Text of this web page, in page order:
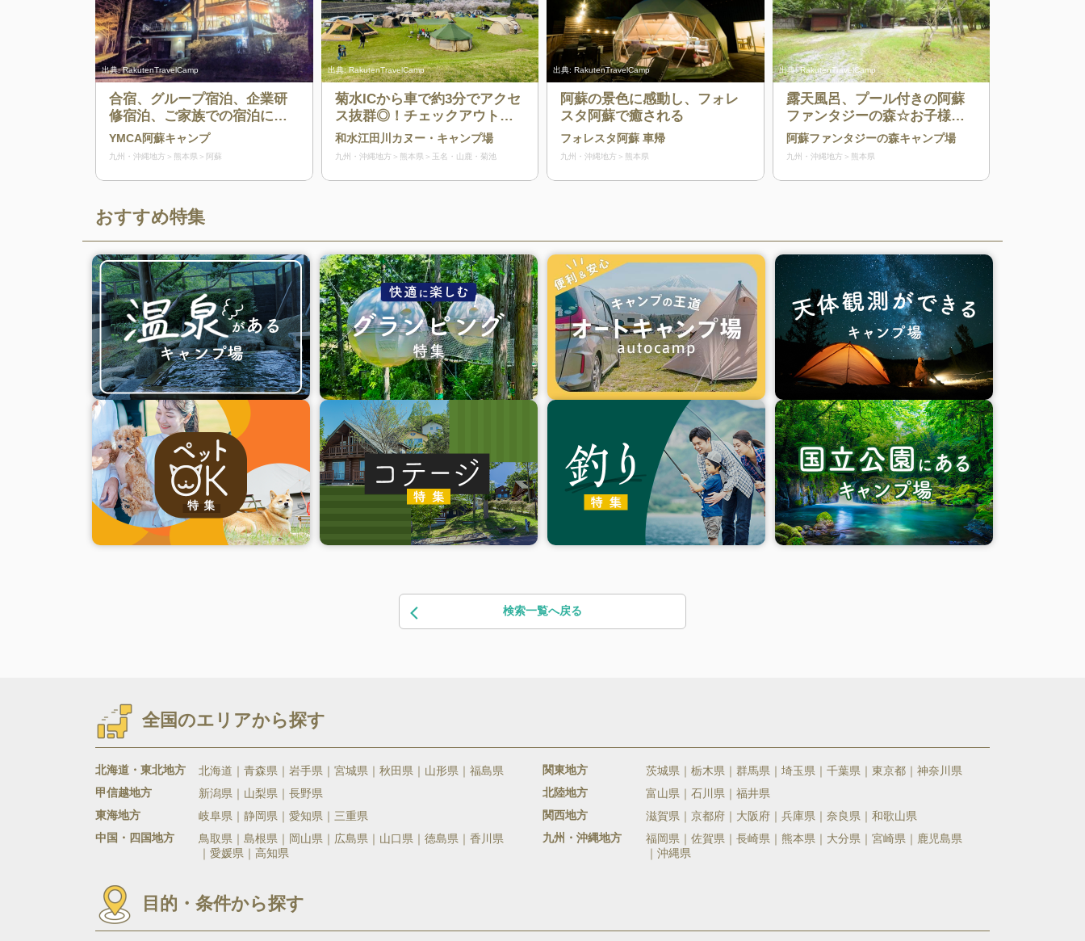
出典:RakutenTravelCamp
合宿、グループ宿泊、企業研
修宿泊、ご家族での宿泊に最
適です。
YMCA阿蘇キャンプ
九州・沖縄地方 熊本県 阿蘇
出典:RakutenTravelCamp
菊水ICから車で約3分でアクセ
ス抜群◎！チェックアウト時
刻なしでゆっくり過ごせます
★ペットもOK！
和水江田川カヌー・キャンプ場
九州・沖縄地方 熊本県 玉名・山鹿・菊池
出典: RakutenTravelCamp
阿蘇の景色に感動し、フォレ
スタ阿蘇で癒される
フォレスタ阿蘇 車帰
九州・沖縄地方 熊本県
出典:RakutenTravelCamp
露天風呂、プール付きの阿蘇
ファンタジーの森☆お子様連
れでも！お一人でも！楽しめ
ること間違いなしです♪
阿蘇ファンタジーの森キャンプ場
九州・沖縄地方 熊本県
おすすめ特集
検索一覧へ戻る
全国のエリアから探す
北海道・東北地方 北海道 青森県 岩手県 宮城県 秋田県 山形県 福島県 関東地方 茨城県 栃木県 群馬県 埼玉県 千葉県 東京都
神奈川県
甲信越地方
新潟県 山梨県 長野県 北陸地方 富山県 石川県
福井県
東海地方
岐阜県 静岡県 愛知県 三重県 関西地方 滋賀県 京都府 大阪府 兵庫県 奈良県
和歌山県
中国・四国地方
鳥取県 島根県 岡山県 広島県 山口県 徳島県
香川県
愛媛県
高知県
九州・沖縄地方 福岡県 佐賀県 長崎県 熊本県 大分県 宮崎県
鹿児島県
沖縄県
目的・条件から探す